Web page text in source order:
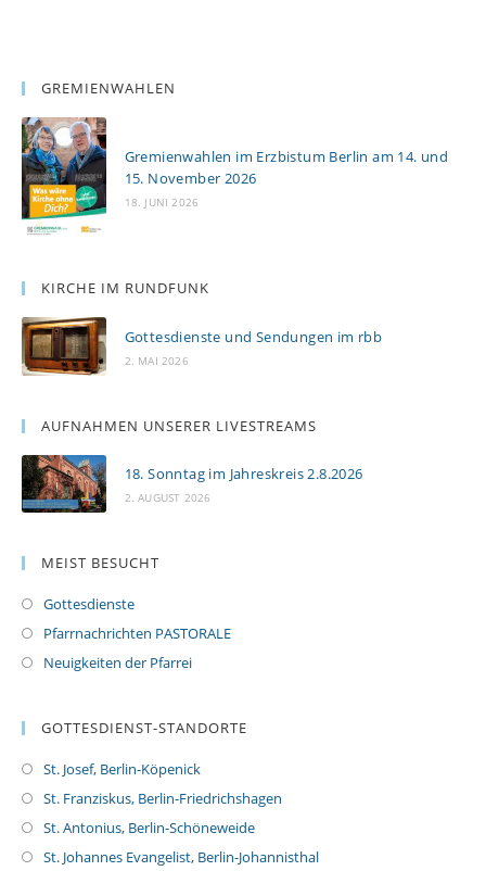
GREMIENWAHLEN
Gremienwahlen im Erzbistum Berlin am 14. und
15. November 2026
18. JUNI 2026
KIRCHE IM RUNDFUNK
Gottesdienste und Sendungen im rbb
2. MAI 2026
AUFNAHMEN UNSERER LIVESTREAMS
18. Sonntag im Jahreskreis 2.8.2026
2. AUGUST 2026
MEIST BESUCHT
Gottesdienste
Pfarrnachrichten PASTORALE
Neuigkeiten der Pfarrei
GOTTESDIENST-STANDORTE
St. Josef, Berlin-Köpenick
St. Franziskus, Berlin-Friedrichshagen
St. Antonius, Berlin-Schöneweide
St. Johannes Evangelist, Berlin-Johannisthal